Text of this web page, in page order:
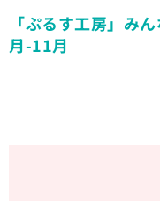
「ぷるす工房」み
月-11月